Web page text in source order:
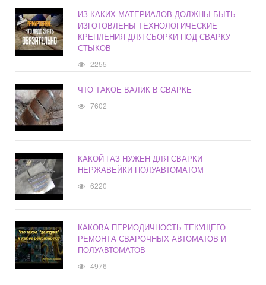
ИЗ КАКИХ МАТЕРИАЛОВ ДОЛЖНЫ БЫТЬ
ИЗГОТОВЛЕНЫ ТЕХНОЛОГИЧЕСКИЕ
КРЕПЛЕНИЯ ДЛЯ СБОРКИ ПОД СВАРКУ
СТЫКОВ
2255
ЧТО ТАКОЕ ВАЛИК В СВАРКЕ
7602
КАКОЙ ГАЗ НУЖЕН ДЛЯ СВАРКИ
НЕРЖАВЕЙКИ ПОЛУАВТОМАТОМ
6220
КАКОВА ПЕРИОДИЧНОСТЬ ТЕКУЩЕГО
РЕМОНТА СВАРОЧНЫХ АВТОМАТОВ И
ПОЛУАВТОМАТОВ
4976